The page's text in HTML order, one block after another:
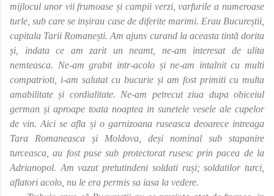
mijlocul unor vii frumoase și campii verzi, varfurile a numeroase
turle, sub care se inșirau case de diferite marimi. Erau Bucureștii,
capitala Tarii Romanești. Am ajuns curand la aceasta tintă dorita
și, indata ce am zarit un neamt, ne-am interesat de ulita
nemteasca. Ne-am grabit intr-acolo și ne-am intalnit cu multi
compatrioti, i-am salutat cu bucurie și am fost primiti cu multa
amabilitate și cordialitate. Ne-am petrecut ziua dupa obiceiul
german și aproape toata noaptea in sunetele vesele ale cupelor
de vin. Aici se afla și o garnizoana ruseasca deoarece intreaga
Tara Romaneasca și Moldova, deși nominal sub stapanire
turceasca, au fost puse sub protectorat rusesc prin pacea de la
Adrianopol. Am vazut pretutindeni soldati ruși; soldatilor turci,
aflatori acolo, nu le era permis sa iasa la vedere.